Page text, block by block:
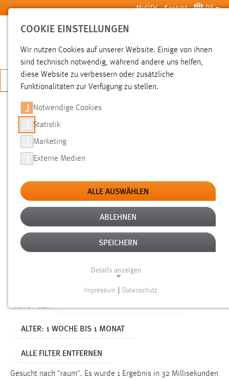
Zum Hauptinhalt springen MyOTH Kontakt DE
SUCHE
JETZT BEWERBEN
SUCHE
FILTER
Typ
Erstellungsdatum
Alter
Aktive Filter:
ALTER: 1 WOCHE BIS 1 MONAT
ALLE FILTER ENTFERNEN
Gesucht nach "raum". Es wurde 1 Ergebnis in 32 Millisekunden
COOKIE EINSTELLUNGEN
Wir nutzen Cookies auf unserer Website. Einige von ihnen
sind technisch notwendig, während andere uns helfen,
diese Website zu verbessern oder zusätzliche
Funktionalitäten zur Verfügung zu stellen.
Notwendige Cookies
Statistik
Marketing
Externe Medien
ALLE AUSWÄHLEN
ABLEHNEN
SPEICHERN
Details anzeigen
Funktionen und sind für die einwandfreie Funktion der
Impressum Datenschutz